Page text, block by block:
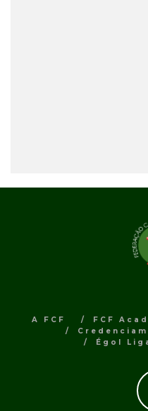
A FCF FCF
Égol